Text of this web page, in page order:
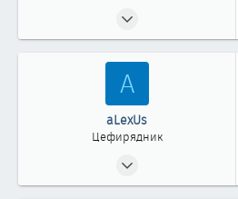
43
A
aLexUs
Цефирядник
130